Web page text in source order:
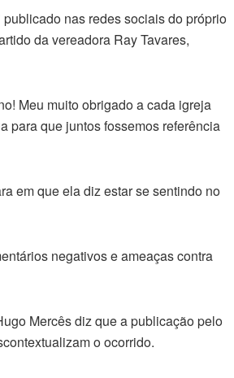
nas redes sociais do próprio
da vereadora Ray Tavares,
Meu muito obrigado a cada igreja
para que juntos fossemos referência
em que ela diz estar se sentindo no
negativos e ameaças contra
Mercês diz que a publicação pelo
o ocorrido.